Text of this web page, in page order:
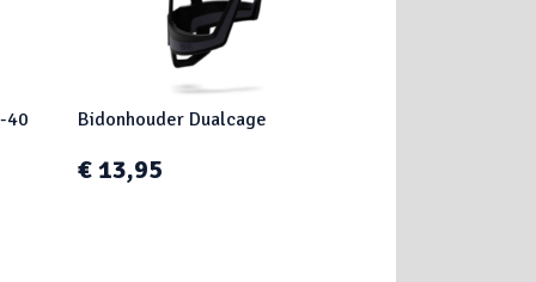
40 Bidonhouder Dualcage
€ 13,95